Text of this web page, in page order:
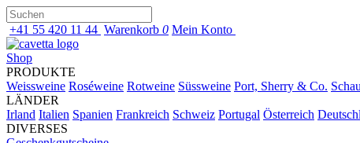
+41 55 420 11 44 Warenkorb 0 Mein Konto
Shop
PRODUKTE
Weissweine Roséweine Rotweine Süssweine Port, Sherry & Co.
LÄNDER
Irland Italien Spanien Frankreich Schweiz Portugal Österreich
DIVERSES